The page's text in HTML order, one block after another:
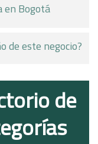
en Bogotá
de este negocio?
de